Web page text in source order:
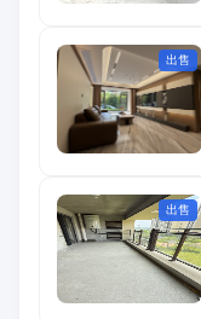
出售
出售